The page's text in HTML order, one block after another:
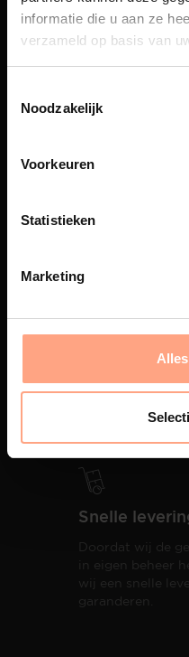
informatie die u aan ze
verzameld op basis van
Noodzakelijk
Voorkeuren
Statistieken
Marketing
beleving, waar
samenkomen.
Interieur
PUUUR biedt
totale
Snelle
Doordat wij de
in eigen beheer
wij een snelle
garanderen.